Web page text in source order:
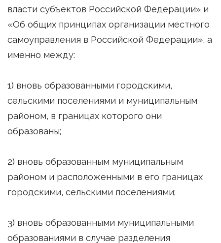
власти субъектов Российской Федерации» и
«Об общих принципах организации местного
самоуправления в Российской Федерации», а
именно между:
1) вновь образованными городскими,
сельскими поселениями и муниципальным
районом, в границах которого они
образованы;
2) вновь образованным муниципальным
районом и расположенными в его границах
городскими, сельскими поселениями;
3) вновь образованными муниципальными
образованиями в случае разделения